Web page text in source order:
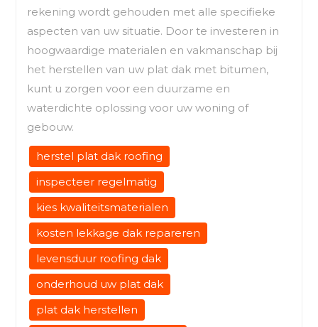
rekening wordt gehouden met alle specifieke
aspecten van uw situatie. Door te investeren in
hoogwaardige materialen en vakmanschap bij
het herstellen van uw plat dak met bitumen,
kunt u zorgen voor een duurzame en
waterdichte oplossing voor uw woning of
gebouw.
herstel plat dak roofing
inspecteer regelmatig
kies kwaliteitsmaterialen
kosten lekkage dak repareren
levensduur roofing dak
onderhoud uw plat dak
plat dak herstellen